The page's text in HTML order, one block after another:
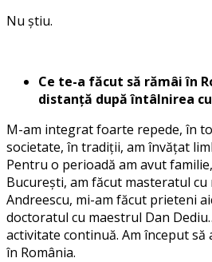
Nu știu.
Ce te-a făcut să rămâi în
distanță după întâlnirea
M-am integrat foarte repede, în
societate, în tradiții, am învățat
Pentru o perioadă am avut
București, am făcut masteratul
Andreescu, mi-am făcut prieteni
doctoratul cu maestrul Dan
activitate continuă. Am început
în România.